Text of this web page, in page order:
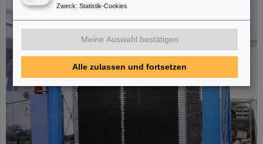
Zweck: Statistik-Cookies
Meine Auswahl bestätigen
Alle zulassen und fortsetzen